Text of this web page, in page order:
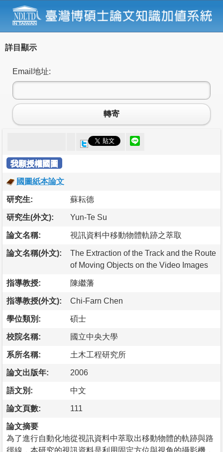
詳目顯示
Email地址:
轉寄
我願授權國圖
國圖紙本論文
研究生: 蘇耘德
研究生(外文): Yun-Te Su
論文名稱: 視訊資料中移動物體軌跡之萃取
論文名稱(外文):
The Extraction of the Track and the Route
of Moving Objects on the Video Images
指導教授: 陳繼藩
指導教授(外文): Chi-Farn Chen
學位類別: 碩士
校院名稱: 國立中央大學
系所名稱: 土木工程研究所
論文出版年: 2006
語文別: 中文
論文頁數: 111
論文摘要
為了進行自動化地從視訊資料中萃取出移動物體的軌跡與路
徑線，本研究的視訊資料是利用固定方位與視角的攝影機，